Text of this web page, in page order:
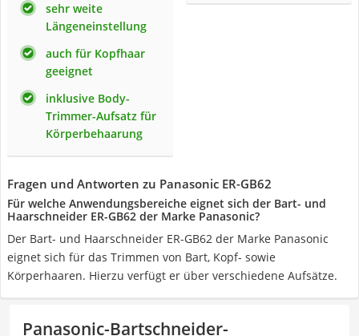
sehr weite
Längeneinstellung
auch für Kopfhaar
geeignet
inklusive Body-
Trimmer-Aufsatz für
Körperbehaarung
Fragen und Antworten zu Panasonic ER-GB62
Für welche Anwendungsbereiche eignet sich der Bart- und
Haarschneider ER-GB62 der Marke Panasonic?
Der Bart- und Haarschneider ER-GB62 der Marke Panasonic
eignet sich für das Trimmen von Bart, Kopf- sowie
Körperhaaren. Hierzu verfügt er über verschiedene Aufsätze.
Panasonic-Bartschneider-